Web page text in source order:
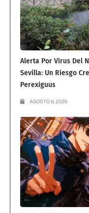
Alerta Por Virus Del
Sevilla: Un Riesgo
Perexiguus
AGOSTO 8, 2026